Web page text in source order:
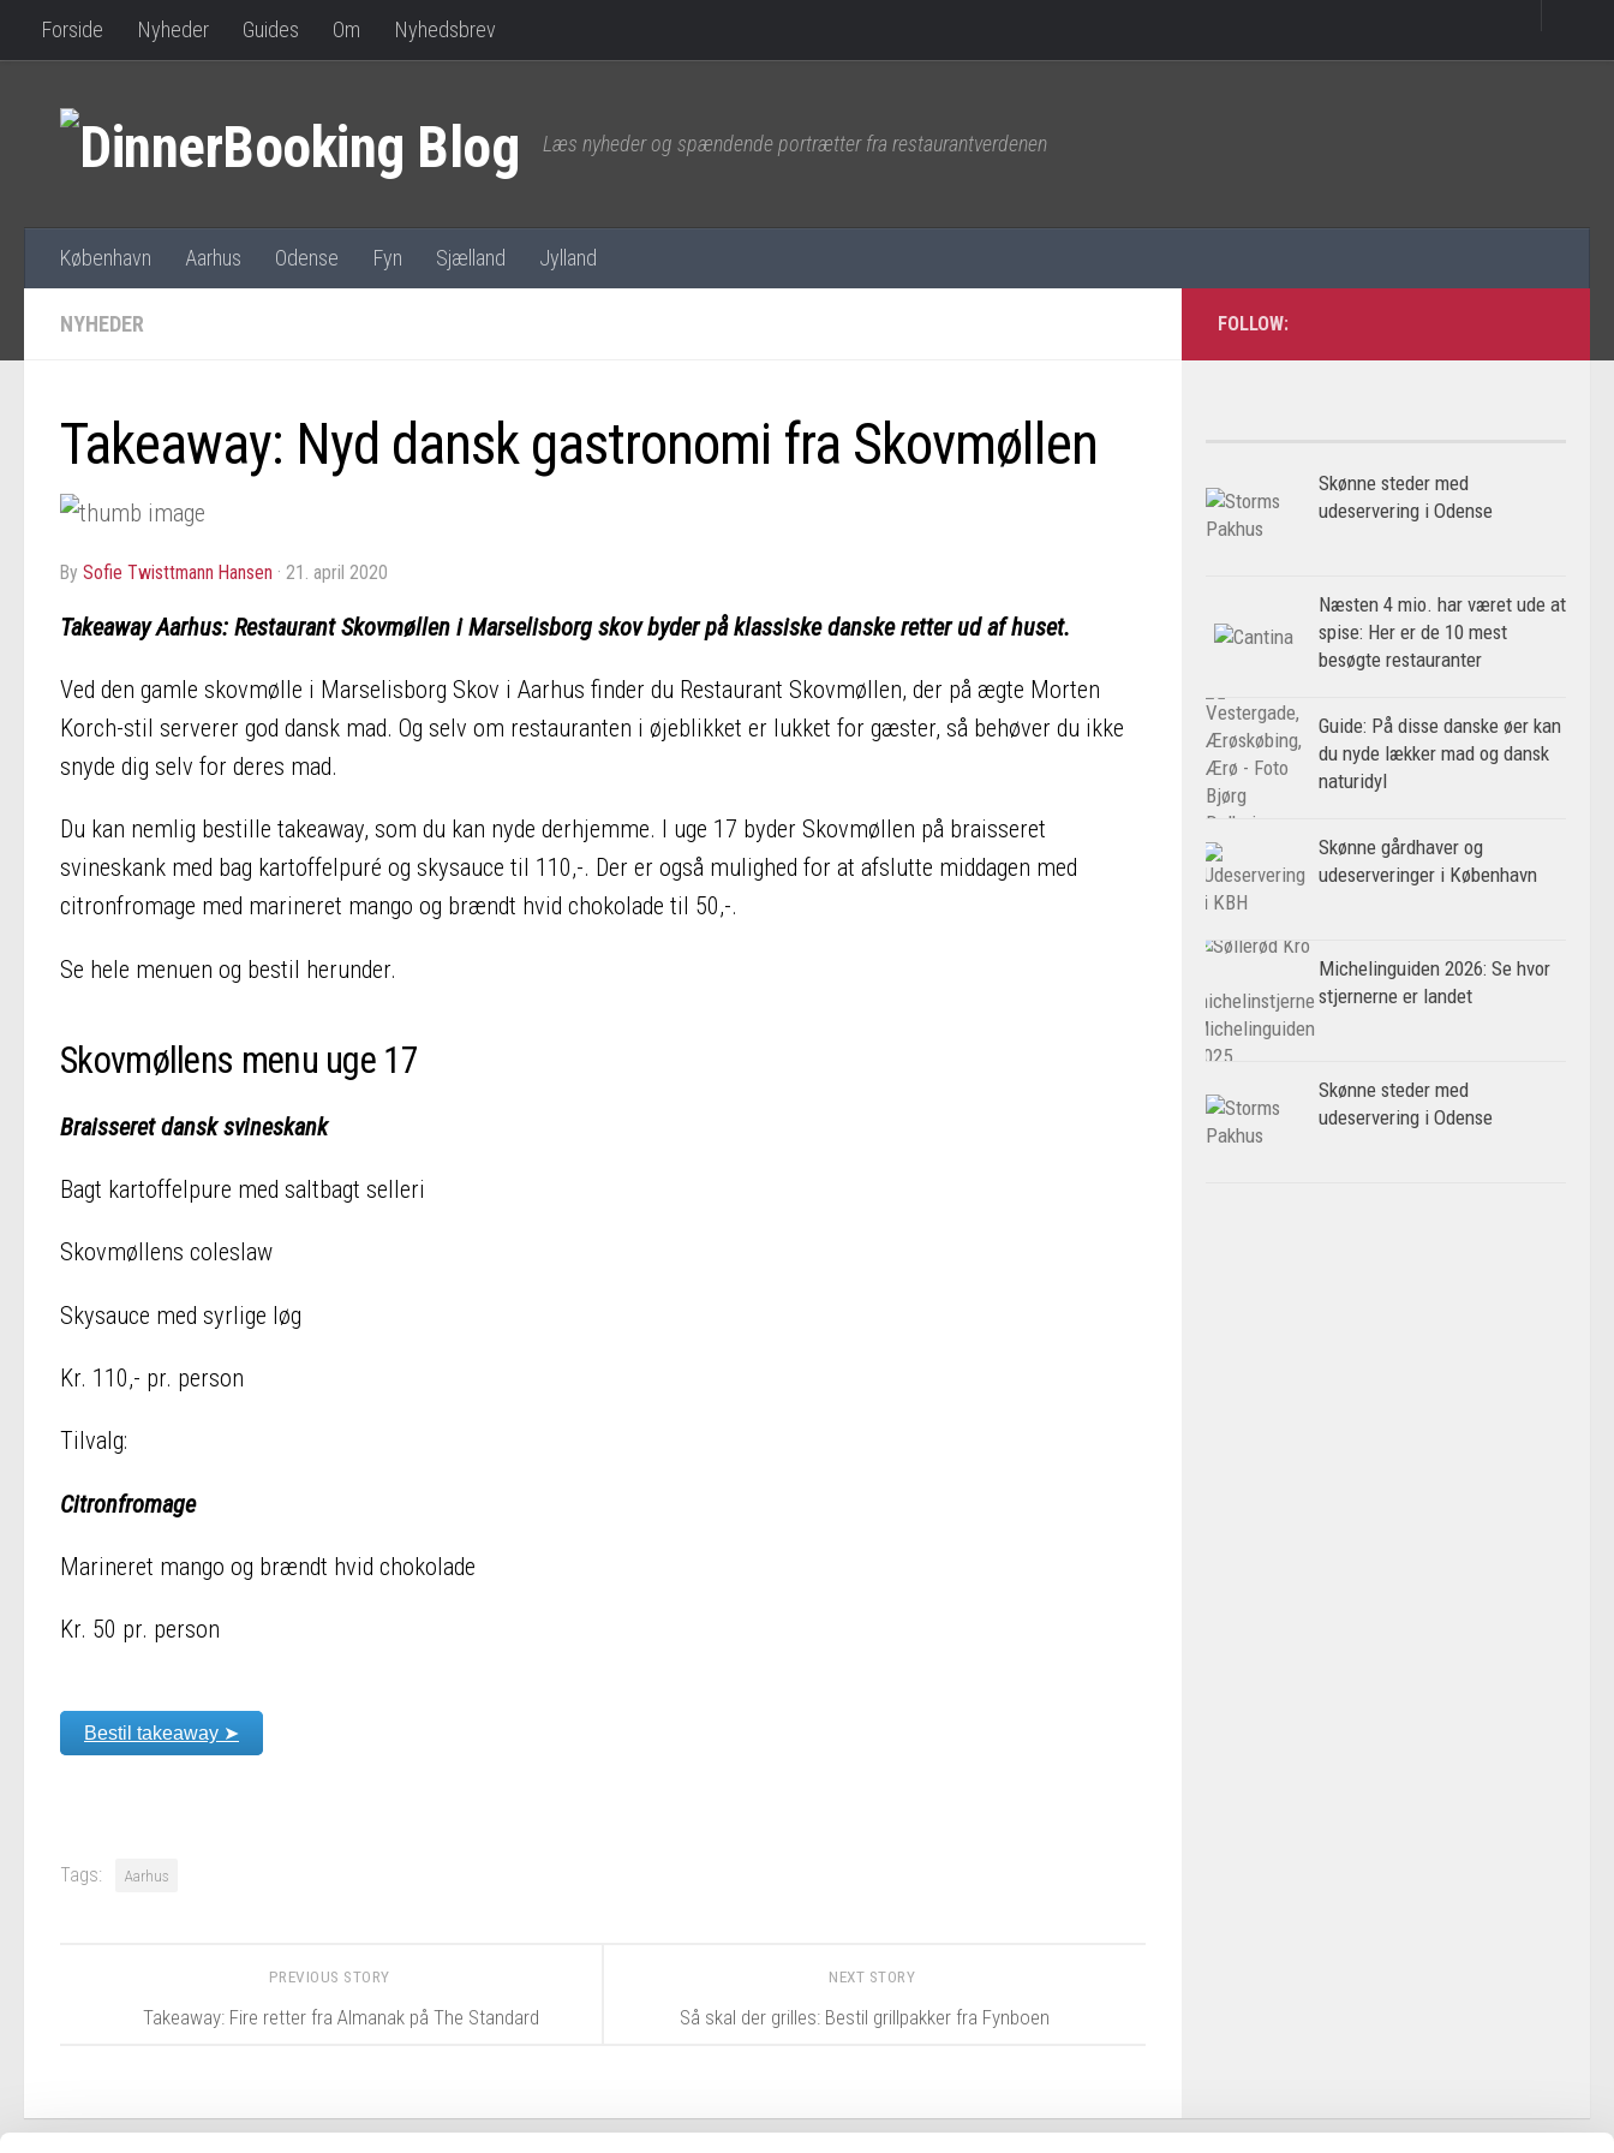
Forside Nyheder Guides Om Nyhedsbrev
Læs nyheder og spændende portrætter fra restaurantverdenen
København Aarhus Odense Fyn Sjælland Jylland
NYHEDER
Takeaway: Nyd dansk gastronomi fra Skovmøllen
by Sofie Twisttmann Hansen · 21. april 2020
Takeaway Aarhus: Restaurant Skovmøllen i Marselisborg skov byder på klassiske danske retter ud af huset.
Ved den gamle skovmølle i Marselisborg Skov i Aarhus finder du Restaurant Skovmøllen, der på ægte Morten
Korch-stil serverer god dansk mad. Og selv om restauranten i øjeblikket er lukket for gæster, så behøver du ikke
snyde dig selv for deres mad.
Du kan nemlig bestille takeaway, som du kan nyde derhjemme. I uge 17 byder Skovmøllen på braisseret
svineskank med bag kartoffelpuré og skysauce til 110,-. Der er også mulighed for at afslutte middagen med
citronfromage med marineret mango og brændt hvid chokolade til 50,-.
Se hele menuen og bestil herunder.
Skovmøllens menu uge 17
Braisseret dansk svineskank
Bagt kartoffelpure med saltbagt selleri
Skovmøllens coleslaw
Skysauce med syrlige løg
Kr. 110,- pr. person
Tilvalg:
Citronfromage
Marineret mango og brændt hvid chokolade
Kr. 50 pr. person
Bestil takeaway ➤
Tags: Aarhus
NEXT STORY
Så skal der grilles: Bestil grillpakker fra Fynboen
PREVIOUS STORY
Takeaway: Fire retter fra Almanak på The Standard
FOLLOW:
Skønne steder med
udeservering i Odense
Næsten 4 mio. har været ude at
spise: Her er de 10 mest
besøgte restauranter
Guide: På disse danske øer kan
du nyde lækker mad og dansk
naturidyl
Skønne gårdhaver og
udeserveringer i København
Michelinguiden 2026: Se hvor
stjernerne er landet
Skønne steder med
udeservering i Odense